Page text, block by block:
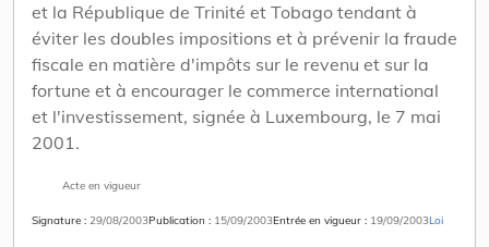
et la République de Trinité et Tobago tendant à
éviter les doubles impositions et à prévenir la fraude
fiscale en matière d'impôts sur le revenu et sur la
fortune et à encourager le commerce international
et l'investissement, signée à Luxembourg, le 7 mai
2001.
Acte en vigueur
Signature 29/08/2003Publication 15/09/2003Entrée en vigueur 19/09/2003Loi